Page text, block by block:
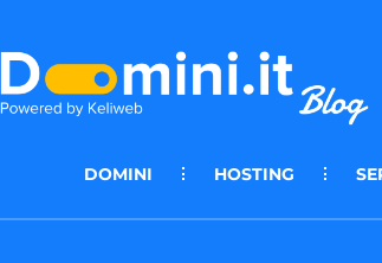
DOMINI HOSTING